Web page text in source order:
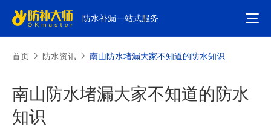
防水补漏一站式服务
首页 防水资讯 南山防水堵漏大家不知道的防水知识
南山防水堵漏大家不知道的防水
知识